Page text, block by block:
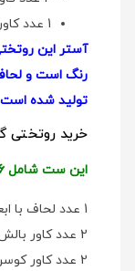
1 عدد کاور تشک کش دوزی شده ابعاد :
آستر این
تولید شده
خرید روتختی
این ست شامل 6 تکه است:
1 عدد لحاف با ابعاد 220×230 (مناسب برای تخت عرض 160)
2 عدد کاور بالش با ابعاد 50×70
2 عدد کاور کوسن با ابعاد 40×40